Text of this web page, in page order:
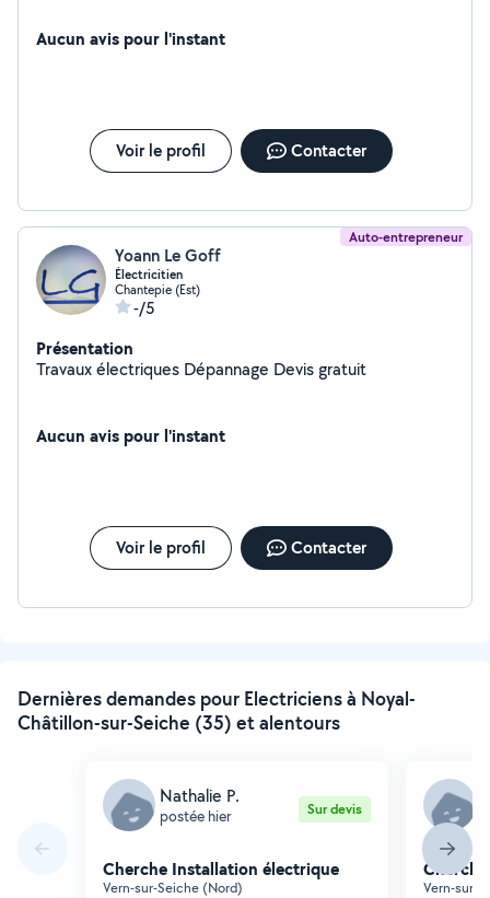
Aucun avis pour l'instant
Voir le profil Contacter
Auto-entrepreneur
Yoann Le Goff
Électricitien
Chantepie (Est)
-/5
Présentation
Travaux électriques Dépannage Devis gratuit
Aucun avis pour l'instant
Voir le profil Contacter
Dernières demandes pour Electriciens à Noyal-
Châtillon-sur-Seiche (35) et alentours
Nathalie P.
postée hier Sur devis
Cherche Installation électrique
Vern-sur-Seiche (Nord)
Vern-sur-